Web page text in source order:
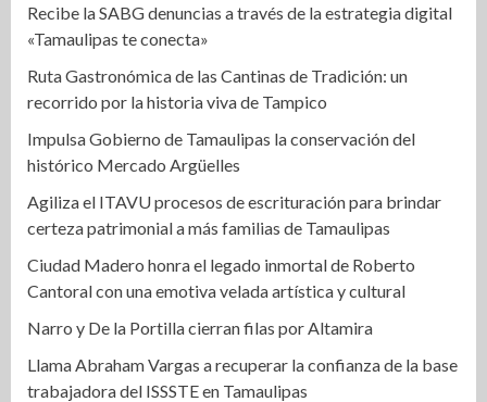
Recibe la SABG denuncias a través de la estrategia digital
«Tamaulipas te conecta»
Ruta Gastronómica de las Cantinas de Tradición: un
recorrido por la historia viva de Tampico
Impulsa Gobierno de Tamaulipas la conservación del
histórico Mercado Argüelles
Agiliza el ITAVU procesos de escrituración para brindar
certeza patrimonial a más familias de Tamaulipas
Ciudad Madero honra el legado inmortal de Roberto
Cantoral con una emotiva velada artística y cultural
Narro y De la Portilla cierran filas por Altamira
Llama Abraham Vargas a recuperar la confianza de la base
trabajadora del ISSSTE en Tamaulipas